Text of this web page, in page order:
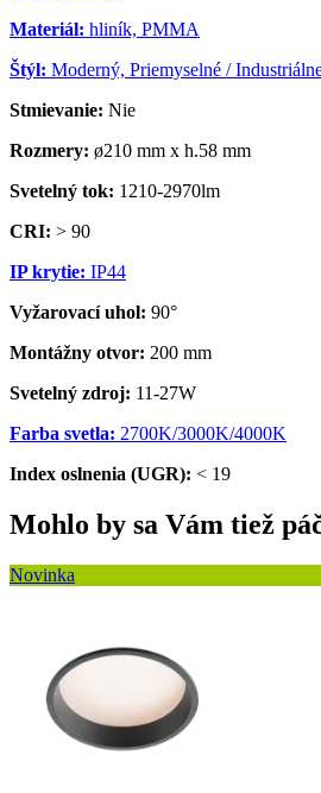
Materiál: hliník, PMMA
Štýl: Moderný, Priemyselné /
Stmievanie: Nie
Rozmery: ø210 mm x h.58 mm
Svetelný tok: 1210-2970lm
CRI: > 90
IP krytie: IP44
Vyžarovací uhol: 90°
Montážny otvor: 200 mm
Svetelný zdroj: 11-27W
Farba svetla: 2700K/3000K/4000K
Index oslnenia (UGR): < 19
Mohlo by sa Vám tiež
Novinka